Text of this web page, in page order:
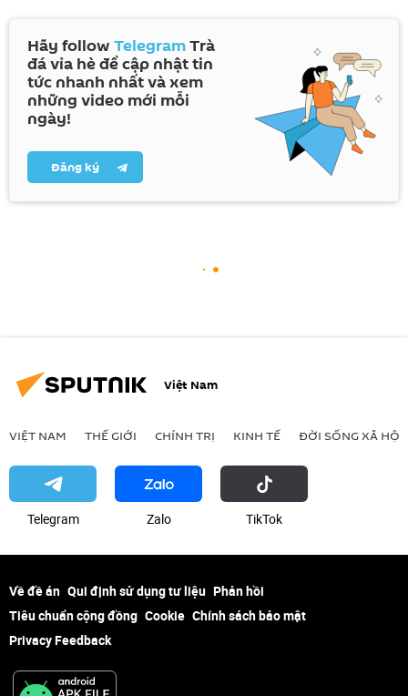
Hãy follow TelegramTrà
đá vỉa hè để cập nhật tin
tức nhanh nhất và xem
những video mới mỗi
ngày!
Đăng ký
Việt Nam
VIỆT NAM THẾ GIỚI CHÍNH TRỊ KINH TẾ ĐỜI SỐNG XÃ HỘI
Telegram Zalo ТikТоk
Về đề án Qui định sử dụng tư liệu Phản hồi
Tiêu chuẩn cộng đồng Cookie Chính sách bảo mật
Privacy Feedback